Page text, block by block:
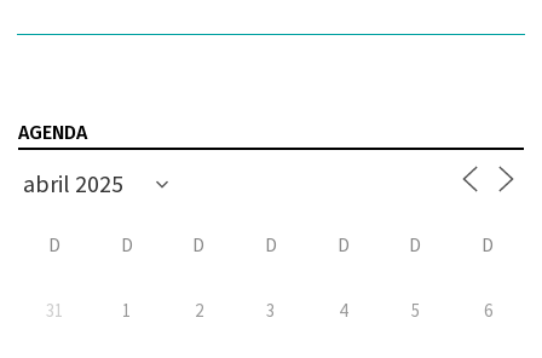
AGENDA
D D D D D D D
31 1 2 3 4 5 6